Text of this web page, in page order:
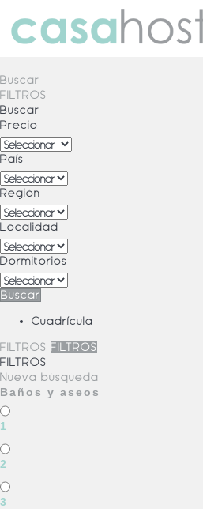
Buscar
FILTROS
Buscar
Precio
País
Región
Localidad
Dormitorios
Buscar
Cuadrícula
FILTROS FILTROS
FILTROS
Nueva búsqueda
Baños y aseos
1
2
3